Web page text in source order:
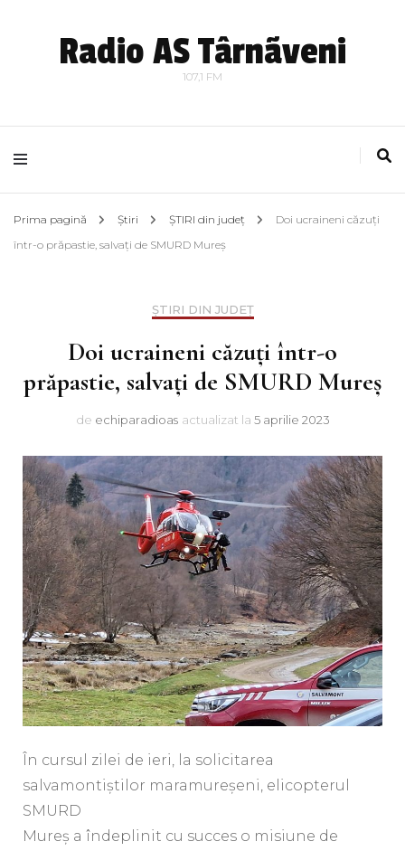
Radio AS Târnãveni
107,1 FM
Prima pagină Știri ȘTIRI din județ
Doi ucraineni căzuți
într-o prăpastie, salvați de SMURD Mureș
ȘTIRI DIN JUDEȚ
Doi ucraineni căzuți într-o
prăpastie, salvați de SMURD Mureș
de echiparadioas actualizat la 5 aprilie 2023
În cursul zilei de ieri, la solicitarea
salvamontiştilor maramureşeni, elicopterul
SMURD
Mureş a îndeplinit cu succes o misiune de